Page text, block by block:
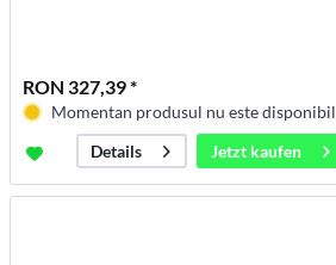
RON 327,39 *
Momentan produsul nu este disponibil
Details
Jetzt kaufen